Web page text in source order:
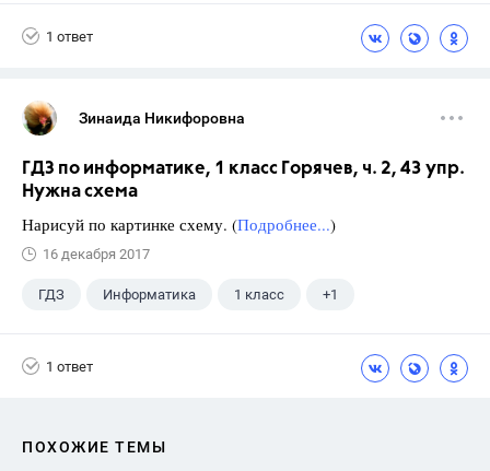
1 ответ
Зинаида Никифоровна
ГДЗ по информатике, 1 класс Горячев, ч. 2, 43 упр.
Нужна схема
Нарисуй по картинке схему. (Подробнее...)
16 декабря 2017
ГДЗ Информатика 1 класс +1
1 ответ
ПОХОЖИЕ ТЕМЫ